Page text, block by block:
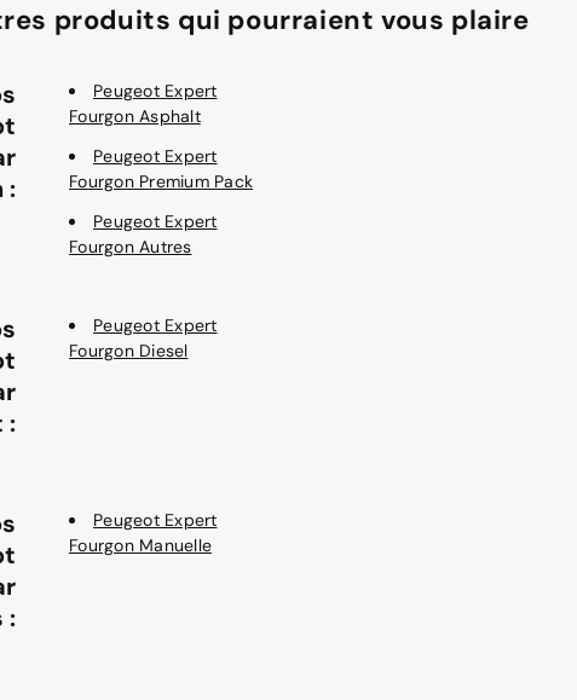
produits qui pourraient vous plaire
:
Peugeot Expert
Fourgon Asphalt
Peugeot Expert
Fourgon Premium Pack
Peugeot Expert
Fourgon Autres
:
Peugeot Expert
Fourgon Diesel
:
Peugeot Expert
Fourgon Manuelle